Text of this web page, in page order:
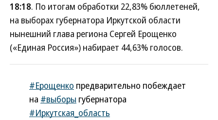
18:18. По итогам обработки 22,83% бюллетеней,
на выборах губернатора Иркутской области
нынешний глава региона Сергей Ерощенко
(«Единая Россия») набирает 44,63% голосов.
#Ерощенко предварительно побеждает
на #выборы губернатора
#Иркутская_область